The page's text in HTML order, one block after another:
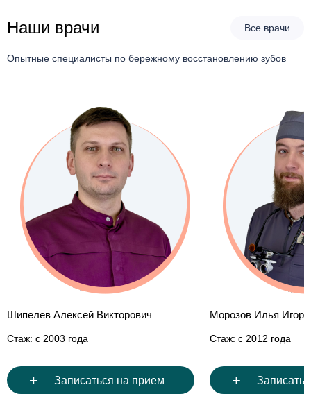
Наши врачи Все врачи
Опытные специалисты по бережному восстановлению зубов
Шипелев Алексей Викторович
Стаж: с 2003 года
+ Записаться на прием
Морозов Илья
Стаж: с 2012 года
+